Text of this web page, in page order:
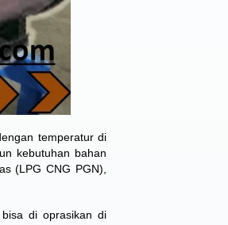
temperatur di
kebutuhan bahan
(LPG CNG PGN),
di oprasikan di